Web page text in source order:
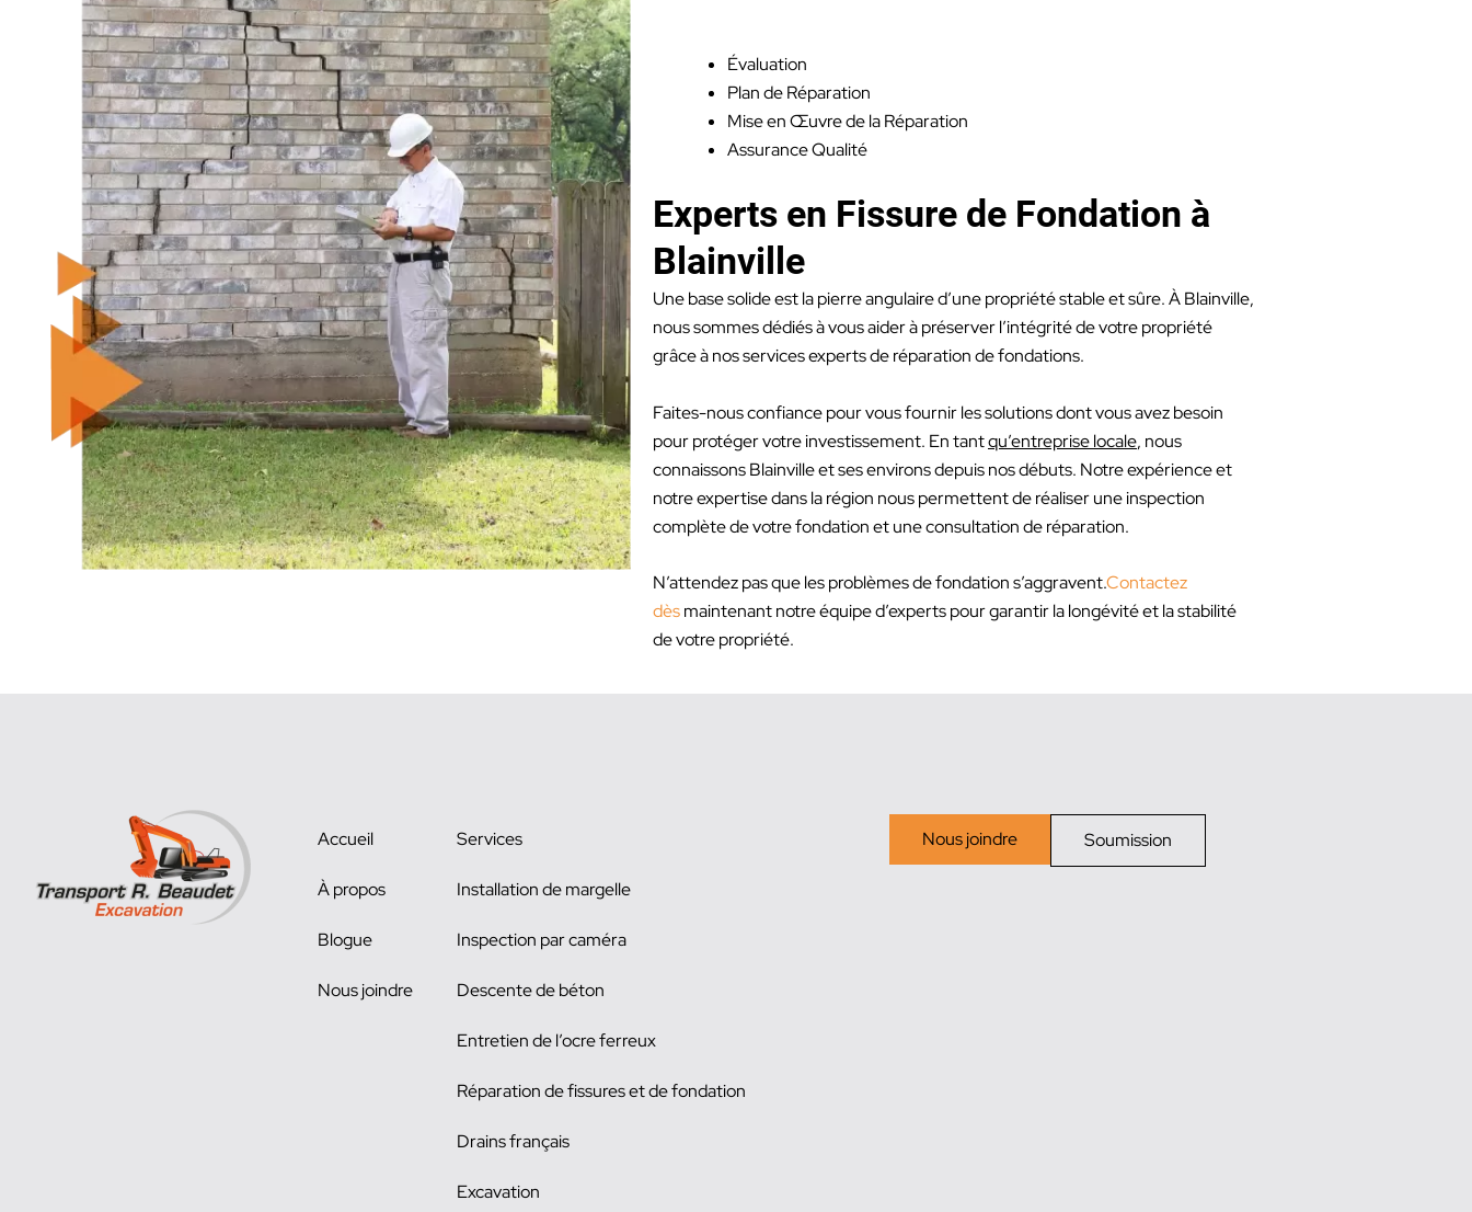
Évaluation
Plan de Réparation
Mise en Œuvre de la Réparation
Assurance Qualité
Experts en Fissure de Fondation à
Blainville
Une base solide est la pierre angulaire d’une propriété stable et sûre. À Blainville,
nous sommes dédiés à vous aider à préserver l’intégrité de votre propriété
grâce à nos services experts de réparation de fondations.
Faites-nous confiance pour vous fournir les solutions dont vous avez besoin
pour protéger votre investissement. En tantqu’entreprise locale, nous
connaissons Blainville et ses environs depuis nos débuts. Notre expérience et
notre expertise dans la région nous permettent de réaliser une inspection
complète de votre fondation et une consultation de réparation.
N’attendez pas que les problèmes de fondation s’aggravent.Contactez
dèsmaintenant notre équipe d’experts pour garantir la longévité et la stabilité
de votre propriété.
Accueil
À propos
Blogue
Nous joindre
Services
Installation de margelle
Inspection par caméra
Descente de béton
Entretien de l’ocre ferreux
Réparation de fissures et de fondation
Drains français
Excavation
Nous joindre Soumission